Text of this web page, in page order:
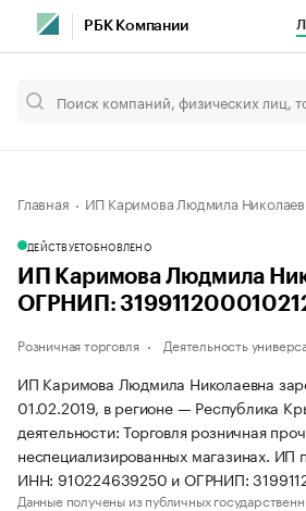
РБК Компании
Главная ИП Каримова Людмила
ДЕЙСТВУЕТОБНОВЛЕНО
ИП Каримова Людмила
ОГРНИП:
Розничная торговля Деятельность
ИП Каримова Людмила Николаевна
01.02.2019, в регионе — Республика
деятельности: Торговля розничная
неспециализированных магазинах. ИП
ИНН: 910224639250 и ОГРНИП:
Данные получены из публичных